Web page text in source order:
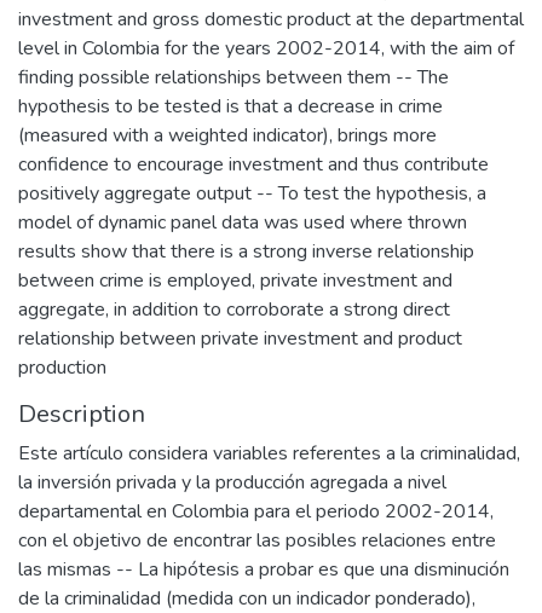
investment and gross domestic product at the departmental
level in Colombia for the years 2002-2014, with the aim of
finding possible relationships between them -- The
hypothesis to be tested is that a decrease in crime
(measured with a weighted indicator), brings more
confidence to encourage investment and thus contribute
positively aggregate output -- To test the hypothesis, a
model of dynamic panel data was used where thrown
results show that there is a strong inverse relationship
between crime is employed, private investment and
aggregate, in addition to corroborate a strong direct
relationship between private investment and product
production
Description
Este artículo considera variables referentes a la criminalidad,
la inversión privada y la producción agregada a nivel
departamental en Colombia para el periodo 2002-2014,
con el objetivo de encontrar las posibles relaciones entre
las mismas -- La hipótesis a probar es que una disminución
de la criminalidad (medida con un indicador ponderado),